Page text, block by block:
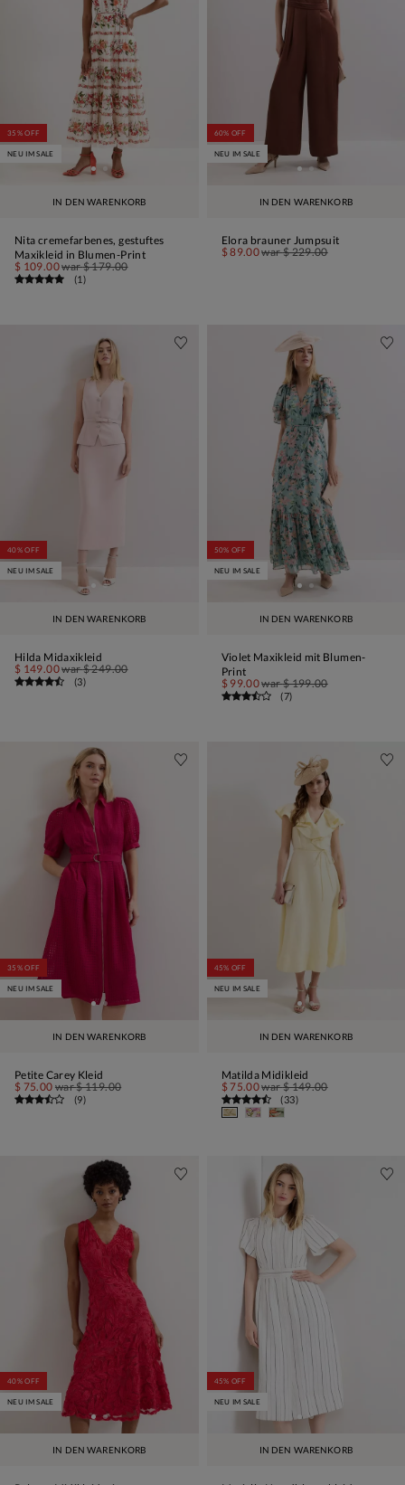
IN DEN WARENKORB
35% OFF
NEU IM SALE
Nita cremefarbenes, gestuftes
Maxikleid in Blumen-Print
$ 109.00war$ 179.00
(1)
IN DEN WARENKORB
60% OFF
NEU IM SALE
Elora brauner Jumpsuit
$ 89.00war$ 229.00
IN DEN WARENKORB
40% OFF
NEU IM SALE
Hilda Midaxikleid
$ 149.00war$ 249.00
(3)
IN DEN WARENKORB
50% OFF
NEU IM SALE
Violet Maxikleid mit Blumen-
Print
$ 99.00war$ 199.00
(7)
IN DEN WARENKORB
35% OFF
NEU IM SALE
Petite Carey Kleid
$ 75.00 war$ 119.00
(9)
IN DEN WARENKORB
45% OFF
NEU IM SALE
Matilda Midikleid
$ 75.00war$ 149.00
(33)
IN DEN WARENKORB
40% OFF
NEU IM SALE
IN DEN WARENKORB
45% OFF
NEU IM SALE